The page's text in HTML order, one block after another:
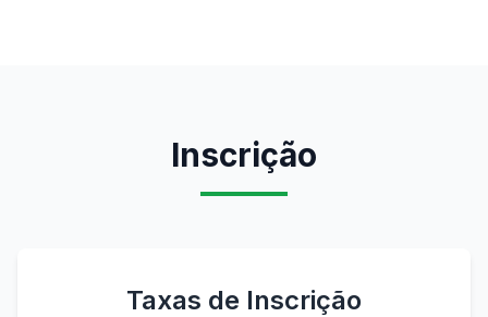
Inscrição
Taxas de Inscrição